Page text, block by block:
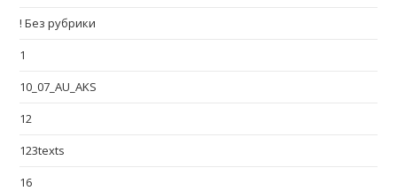
! Без рубрики
1
10_07_AU_AKS
12
123texts
16